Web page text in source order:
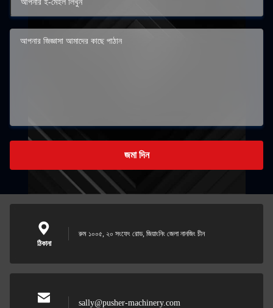
জমা দিন
ঠিকানা
রুম ১০০৫, ২০ সংফেং রোড, জিয়াংনিং জেলা নানজিং চীন
sally@pusher-machinery.com